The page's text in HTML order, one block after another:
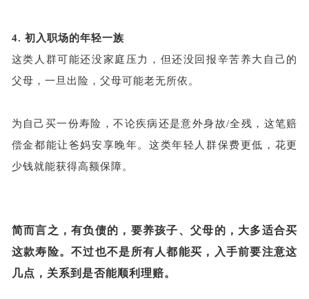
4. 初入职场的年轻一族
这类人群可能还没家庭压力，但还没回报辛苦养大自己的
父母，一旦出险，父母可能老无所依。
为自己买一份寿险，不论疾病还是意外身故/全残，这笔赔
偿金都能让爸妈安享晚年。这类年轻人群保费更低，花更
少钱就能获得高额保障。
简而言之，有负债的，要养孩子、父母的，大多适合买
这款寿险。不过也不是所有人都能买，入手前要注意这
几点，关系到是否能顺利理赔。